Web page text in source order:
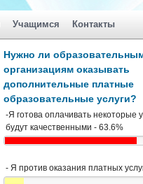
Учащимся Контакты
Нужно ли
организациям оказывать
дополнительные платные
образовательные услуги?
-Я готова оплачивать некоторые
будут качественными - 63.6%
- Я против оказания платных